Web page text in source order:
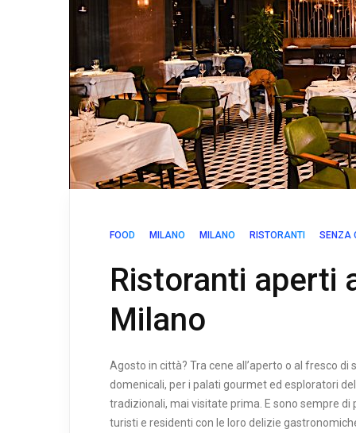
FOOD MILANO MILANO RISTORANTI SENZA
Ristoranti aperti
Milano
Agosto in città? Tra cene all’aperto o al fresco
domenicali, per i palati gourmet ed esploratori
tradizionali, mai visitate prima. E sono sempre
turisti e residenti con le loro delizie